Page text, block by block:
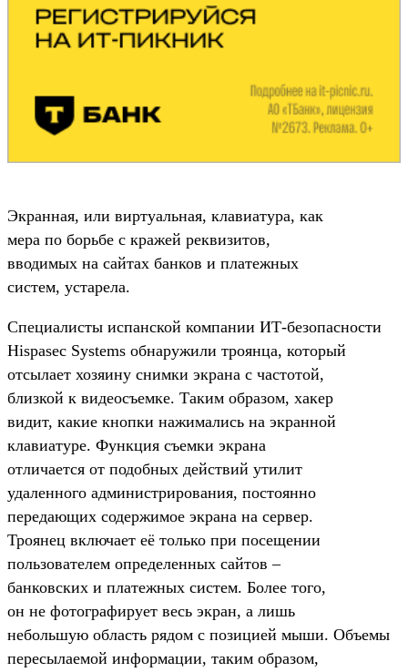
Экранная, или виртуальная, клавиатура, как
мера по борьбе с кражей реквизитов,
вводимых на сайтах банков и платежных
систем, устарела.
Специалисты испанской компании ИТ-безопасности
Hispasec Systems обнаружили троянца, который
отсылает хозяину снимки экрана с частотой,
близкой к видеосъемке. Таким образом, хакер
видит, какие кнопки нажимались на экранной
клавиатуре. Функция съемки экрана
отличается от подобных действий утилит
удаленного администрирования, постоянно
передающих содержимое экрана на сервер.
Троянец включает её только при посещении
пользователем определенных сайтов –
банковских и платежных систем. Более того,
он не фотографирует весь экран, а лишь
небольшую область рядом с позицией мыши. Объемы
пересылаемой информации, таким образом,